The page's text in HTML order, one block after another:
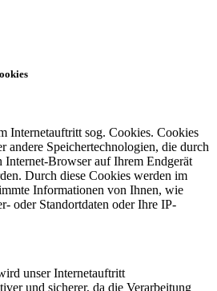
Internetauftritt sog. Cookies. Cookies
andere Speichertechnologien, die durch
Internet-Browser auf Ihrem Endgerät
Durch diese Cookies werden im
Informationen von Ihnen, wie
oder Standortdaten oder Ihre IP-
unser Internetauftritt
und sicherer, da die Verarbeitung